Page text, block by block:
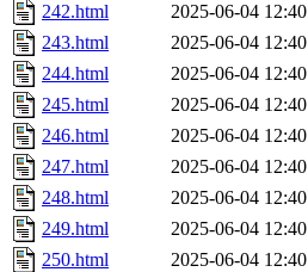
242.html
2025-06-04 12:40
243.html
2025-06-04 12:40
244.html
2025-06-04 12:40
245.html
2025-06-04 12:40
246.html
2025-06-04 12:40
247.html
2025-06-04 12:40
248.html
2025-06-04 12:40
249.html
2025-06-04 12:40
250.html
2025-06-04 12:40